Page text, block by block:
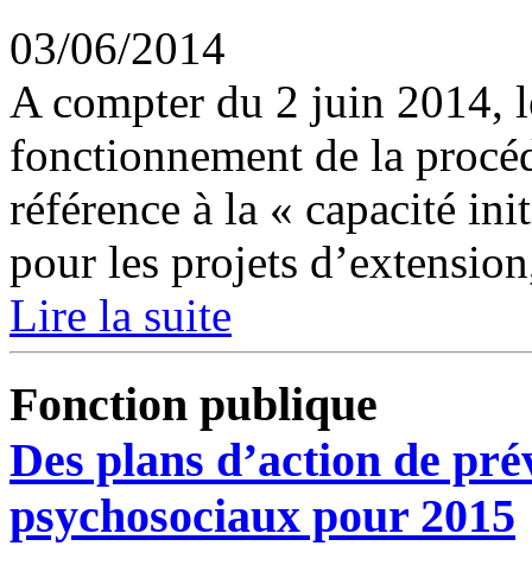
03/06/2014
A compter du 2 juin 2014,
fonctionnement de la
référence à la « capacité
pour les projets
Lire la suite
Fonction publique
Des plans d’action de
psychosociaux pour 2015